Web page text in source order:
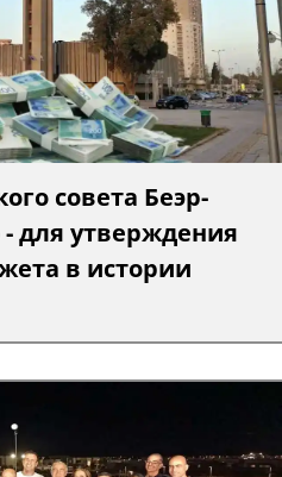
совета Беэр-
для утверждения
в истории